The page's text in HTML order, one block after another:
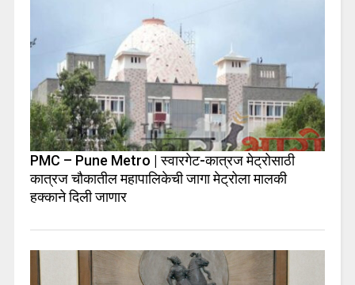
PMC – Pune Metro | स्वारगेट-कात्रज मेट्रोसाठी
कात्रज चौकातील महापालिकेची जागा मेट्रोला मालकी
हक्काने दिली जाणार